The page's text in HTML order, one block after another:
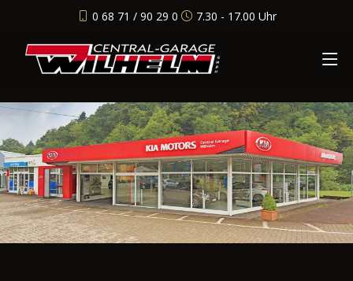
0 68 71 / 90 29 0 7.30 - 17.00 Uhr